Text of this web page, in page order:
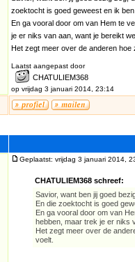
zoektocht is goed geweest en ik
En ga vooral door om van Hem te
je er niks van aan, want je bereikt
Het zegt meer over de anderen hoe
Laatst aangepast door
CHATULIEM368
op vrijdag 3 januari 2014, 23:14
Geplaatst: vrijdag 3 januari 2014,
CHATULIEM368 schreef:
Savior, want ben jij goed
En die zoektocht is goed
En ga vooral door om van
hebben, maar trek je er niks
Het zegt meer over de
voelt.